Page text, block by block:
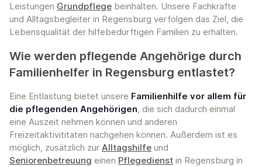
Leistungen Grundpflege beinhalten. Unsere Fachkräfte
und Alltagsbegleiter in Regensburg verfolgen das Ziel, die
Lebensqualität der hilfebedürftigen Familien zu erhalten.
Wie werden pflegende Angehörige durch
Familienhelfer in Regensburg entlastet?
Eine Entlastung bietet unsere Familienhilfe vor allem für
die pflegenden Angehörigen, die sich dadurch einmal
eine Auszeit nehmen können und anderen
Freizeitaktivititaten nachgehen können. Außerdem ist es
möglich, zusätzlich zur Alltagshilfe und
Seniorenbetreuung einen Pflegedienst in Regensburg in